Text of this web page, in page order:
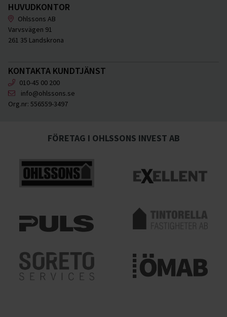
HUVUDKONTOR
Ohlssons AB
Varvsvägen 91
261 35 Landskrona
KONTAKTA KUNDTJÄNST
010-45 00 200
info@ohlssons.se
Org.nr: 556559-3497
FÖRETAG I OHLSSONS INVEST AB